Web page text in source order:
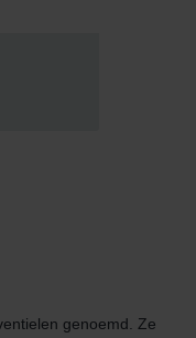
genoemd. Ze